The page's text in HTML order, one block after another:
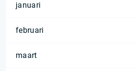
januari
februari
maart